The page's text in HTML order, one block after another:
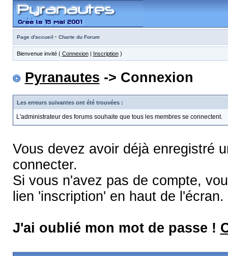
Page d'accueil · Charte du Forum
Bienvenue invité ( Connexion| Inscription)
Pyranautes -> Connexion
Les erreurs suivantes ont été trouvées :
L'administrateur des forums souhaite que tous les membres se connectent.
Vous devez avoir déjà enregistré
connecter.
Si vous n'avez pas de compte,
lien 'inscription' en haut de l'écran.
J'ai oublié mon mot de passe !